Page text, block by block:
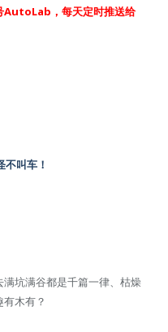
AutoLab，每天定时推送给
叫车！
坑满谷都是千篇一律、枯燥
木有？